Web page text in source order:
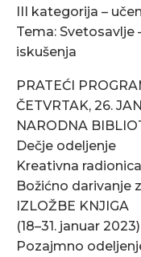
III kategorija –
Tema: Svetosavlje
iskušenja
PRATEĆI
ČETVRTAK, 26.
NARODNA
Dečje odeljenje
Kreativna
Božićno darivanje
IZLOŽBE KNJIGA
(18–31. januar 2023)
Pozajmno